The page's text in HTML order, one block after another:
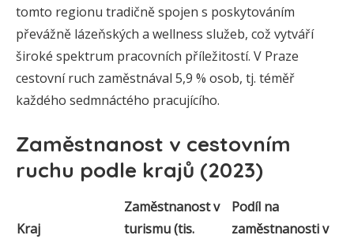
tomto regionu tradičně spojen s poskytováním
převážně lázeňských a wellness služeb, což vytváří
široké spektrum pracovních příležitostí. V Praze
cestovní ruch zaměstnával 5,9 % osob, tj. téměř
každého sedmnáctého pracujícího.
Zaměstnanost v cestovním
ruchu podle krajů (2023)
Kraj
Zaměstnanost v
turismu (tis.
Podíl na
zaměstnanosti v